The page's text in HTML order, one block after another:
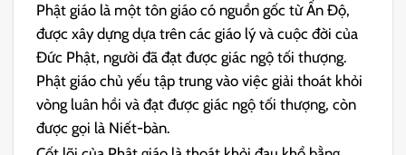
Phật giáo là một tôn giáo có nguồn gốc từ Ấn Độ,
được xây dựng dựa trên các giáo lý và cuộc đời của
Đức Phật, người đã đạt được giác ngộ tối thượng.
Phật giáo chủ yếu tập trung vào việc giải thoát khỏi
vòng luân hồi và đạt được giác ngộ tối thượng, còn
được gọi là Niết-bàn.